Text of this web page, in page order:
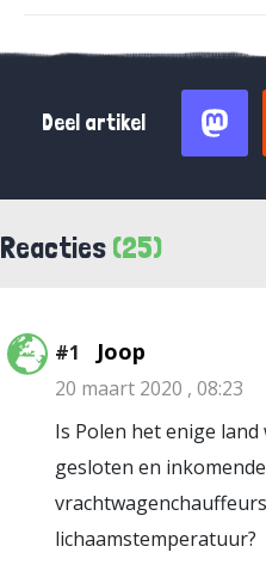
Deel artikel
Reacties (25)
#1 Joop
20 maart 2020 , 08:23
Is Polen het enige
gesloten en inkomende
lichaamstemperatuur?